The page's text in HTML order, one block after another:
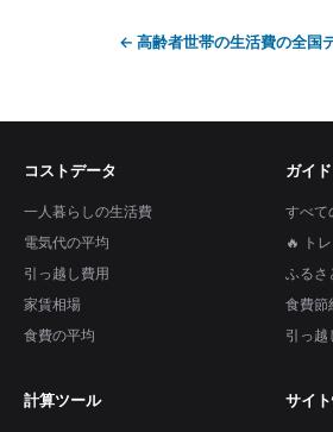
← 高齢者世帯の生活費の全国
コストデータ
一人暮らしの生活費
電気代の平均
引っ越し費用
家賃相場
食費の平均
ガイド
すべて
🔥 ト
ふるさ
食費節
引っ越
計算ツール サイ